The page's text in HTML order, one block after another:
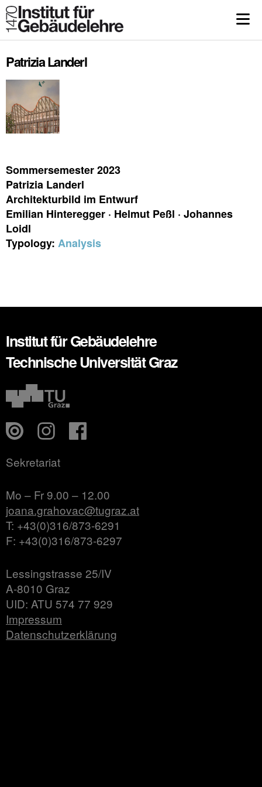
Patrizia Landerl
Sommersemester 2023
Patrizia Landerl
Architekturbild im Entwurf
Emilian Hinteregger · Helmut Peßl · Johannes
Loidl
Typology: Analysis
Institut für Gebäudelehre
Technische Universität Graz
Sekretariat
Mo – Fr 9.00 – 12.00
joana.grahovac@tugraz.at
T: +43(0)316/873-6291
F: +43(0)316/873-6297
Lessingstrasse 25/IV
A-8010 Graz
UID: ATU 574 77 929
Impressum
Datenschutzerklärung